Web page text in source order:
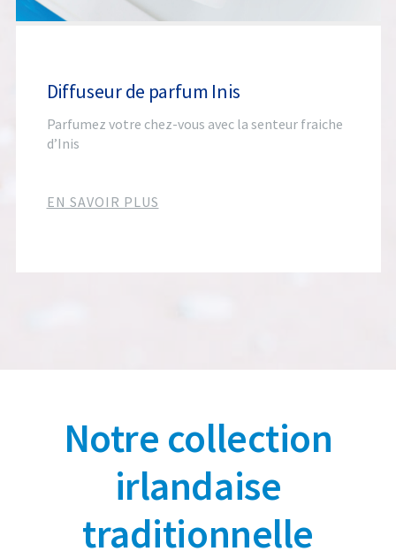
Diffuseur de parfum Inis
Parfumez votre chez-vous avec la senteur fraiche
d’Inis
EN SAVOIR PLUS
Notre collection
irlandaise
traditionnelle